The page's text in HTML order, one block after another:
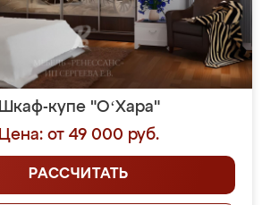
Шкаф-купе "OʻХара"
Цена: от 49 000 руб.
РАССЧИТАТЬ